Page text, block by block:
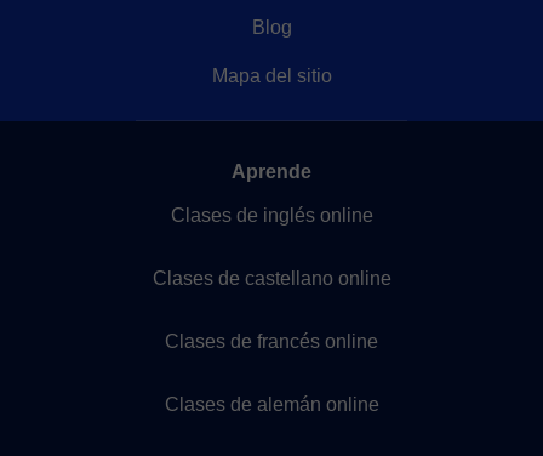
Blog
Mapa del sitio
Aprende
Clases de inglés online
Clases de castellano online
Clases de francés online
Clases de alemán online